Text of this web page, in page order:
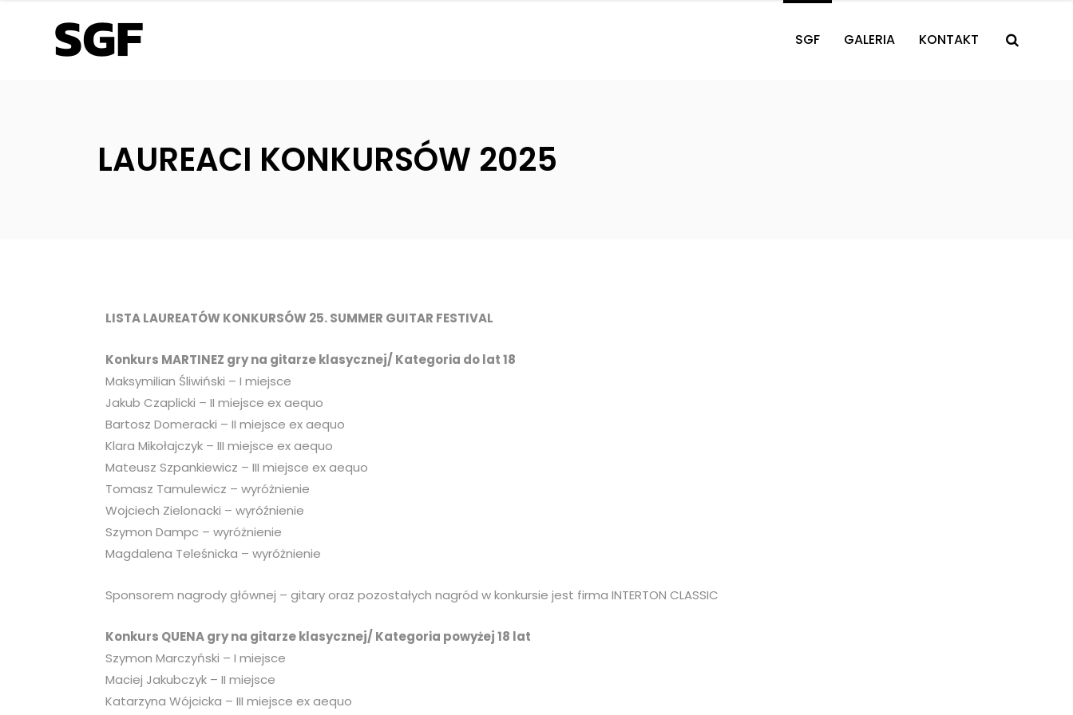
SGF GALERIA KONTAKT
LAUREACI KONKURSÓW 2025
LISTA LAUREATÓW KONKURSÓW 25. SUMMER GUITAR FESTIVAL
Konkurs MARTINEZ gry na gitarze klasycznej/ Kategoria do lat 18
Maksymilian Śliwiński – I miejsce
Jakub Czaplicki – II miejsce ex aequo
Bartosz Domeracki – II miejsce ex aequo
Klara Mikołajczyk – III miejsce ex aequo
Mateusz Szpankiewicz – III miejsce ex aequo
Tomasz Tamulewicz – wyróżnienie
Wojciech Zielonacki – wyróźnienie
Szymon Dampc – wyróżnienie
Magdalena Teleśnicka – wyróżnienie
Sponsorem nagrody głównej – gitary oraz pozostałych nagród w konkursie jest firma INTERTON CLASSIC
Konkurs QUENA gry na gitarze klasycznej/ Kategoria powyżej 18 lat
Szymon Marczyński – I miejsce
Maciej Jakubczyk – II miejsce
Katarzyna Wójcicka – III miejsce ex aequo